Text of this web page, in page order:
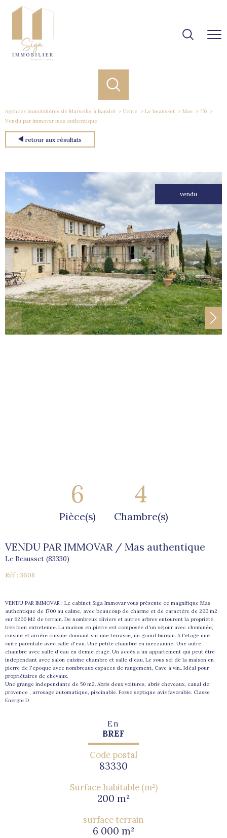
Agences immobilières de Marseille à Bandol Vente Le beausset Mas
T6
Vendu par immovar mas authentique
retour aux résultats
vendu
6
Pièce(s)
4
Chambre(s)
VENDU PAR IMMOVAR / Mas authentique
Le Beausset (83330)
Réf : 3608
VENDU PAR IMMOVAR : Le cabinet Siga Immovar vous présente ce magnifique Mas
authentique de 1700 au calme, avec beaucoup de charme et de caractère de 200 m2
sur 6200 M2 de terrain. De nombreux oliviers et autres arbres entourent la propriété,
trés bien entretenue. La maison en pierre est composée d'un séjour avec cheminée,
cuisine et arrière cuisine donnant sur une terrasse, un grand bureau. A l'etage une
suite parentale avec salle d'eau. Une petite chambre en mezzanine; Une autre
chambre avec salle d'eau en demie etage. Un accès a un appartement qui peut être
independant avec salon cuisine chambre et salle d'eau. Le sous sol de la maison en
pierre de l'epoque avec nombreaux espaces de rangement, Cave à vin.. Idéal pour
propriétaires de chevaux.
Une grange independante de 50 m2. Abris deux voitures, abris cheveaux, canal de
provence , arrosage automatique, piscinable. Fosse septique avis favorable. Classe
Energie D
En
BREF
Code postal
83330
Surface habitable (m²)
200 m²
surface terrain
6 000 m²